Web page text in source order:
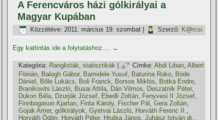
A Ferencváros házi gólkirályai a
Magyar Kupában
Közzétéve: 2011. március 19. szombat Szerző: K@rcsi
Egy kattintás ide a folytatáshoz.... →
Kategória: Ranglisták, statisztikák | Címke: Abdi Liban,Albert
Flórián, Balogh Gábor, Bamidele Yusuf, Baturina Roko, Böde
Dániel , Bőle Lukács, Boli Franck, Borsos Miklós, Botka Endre,
Branikovits László, Busai Attila, Dán Vilmos, Deszatnik Péter,
Dukon Béla, Dzurják József, Ebedli Zoltán, Fenyvesi II József,
Finnbogason Kjartan, Finta Károly, Fischer Pál ,Gera Zoltán,
Gojak Amer,gólkirályok,Gyetvai László, Horváth Ferenc II.,
Horváth Ödön, Horváth Péter, Hrutka János,Juhász István dr.,